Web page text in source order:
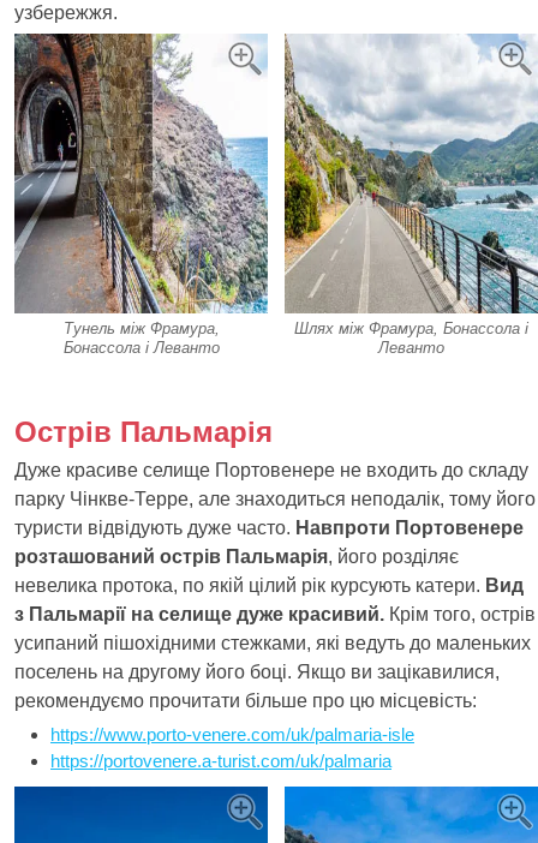
узбережжя.
Тунель між Фрамура,
Бонассола і Леванто
Шлях між Фрамура, Бонассола і
Леванто
Острів Пальмарія
Дуже красиве селище Портовенере не входить до складу
парку Чінкве-Терре, але знаходиться неподалік, тому його
туристи відвідують дуже часто. Навпроти Портовенере
розташований острів Пальмарія, його розділяє
невелика протока, по якій цілий рік курсують катери. Вид
з Пальмарії на селище дуже красивий. Крім того, острів
усипаний пішохідними стежками, які ведуть до маленьких
поселень на другому його боці. Якщо ви зацікавилися,
рекомендуємо прочитати більше про цю місцевість:
https://www.porto-venere.com/uk/palmaria-isle
https://portovenere.a-turist.com/uk/palmaria